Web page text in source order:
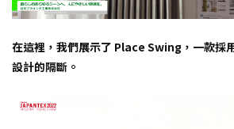
在這裡，我們展示了 Place Swing，一款採
設計的隔斷。